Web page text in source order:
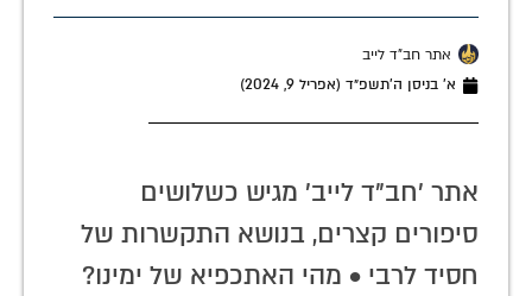
אתר חב"ד לייב
א׳ בניסן ה׳תשפ״ד (אפריל 9, 2024)
אתר 'חב"ד לייב' מגיש כשלושים
סיפורים קצרים, בנושא התקשרות של
חסיד לרבי • מהי האתכפיא של ימינו?